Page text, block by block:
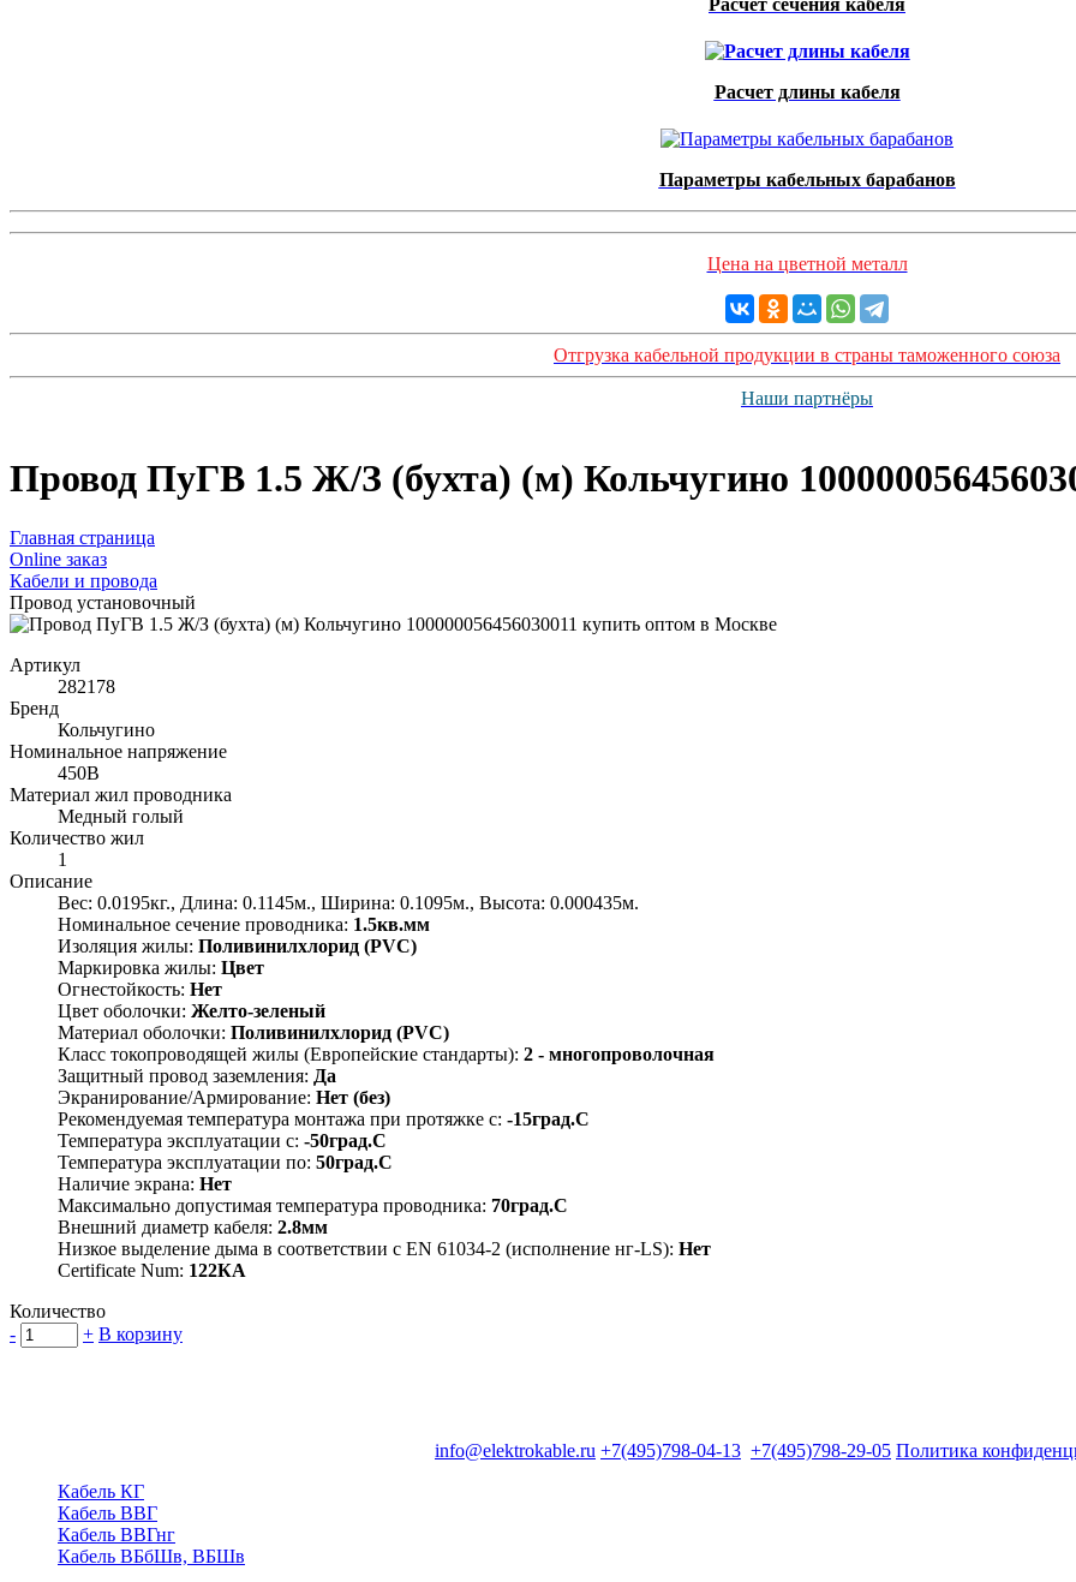
Расчет сечения кабеля
Расчет длины кабеля
Параметры кабельных барабанов
Цена на цветной металл
Отгрузка кабельной продукции в страны таможенного союза
Наши партнёры
Провод ПуГВ 1.5 Ж/З (бухта) (м) Кольчугино
Главная страница
Оnline заказ
Кабели и провода
Провод установочный
Артикул
282178
Бренд
Кольчугино
Номинальное напряжение
450В
Материал жил проводника
Медный голый
Количество жил
1
Описание
Вес: 0.0195кг., Длина: 0.1145м., Ширина: 0.1095м., Высота: 0.000435м.
Номинальное сечение проводника: 1.5кв.мм
Изоляция жилы: Поливинилхлорид (PVC)
Маркировка жилы: Цвет
Огнестойкость: Нет
Цвет оболочки: Желто-зеленый
Материал оболочки: Поливинилхлорид (PVC)
Класс токопроводящей жилы (Европейские стандарты): 2 - многопроволочная
Защитный провод заземления: Да
Экранирование/Армирование: Нет (без)
Рекомендуемая температура монтажа при протяжке с: -15град.C
Температура эксплуатации с: -50град.C
Температура эксплуатации по: 50град.C
Наличие экрана: Нет
Максимально допустимая температура проводника: 70град.C
Внешний диаметр кабеля: 2.8мм
Низкое выделение дыма в соответствии с EN 61034-2 (исполнение нг-LS): Нет
Certificate Num: 122КА
Количество
-
+ В корзину
info@elektrokable.ru +7(495)798-04-13 +7(495)798-29-05 Политика
Кабель КГ
Кабель ВВГ
Кабель ВВГнг
Кабель ВБбШв, ВБШв